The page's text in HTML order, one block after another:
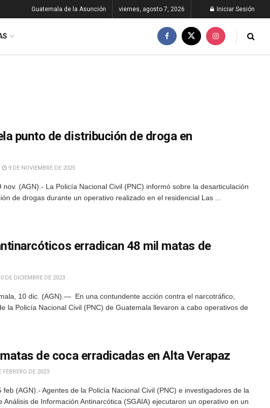
Guatemala de la Asunción viernes, agosto 7, 2026 Iniciar Sesión
punto de distribución de droga en
9 DE NOVIEMBRE DE 2025
(AGN).- La Policía Nacional Civil (PNC) informó sobre la desarticulación
de drogas durante un operativo realizado en el residencial Las ...
erradican 48 mil matas de
DE DICIEMBRE DE 2023
10 dic. (AGN).— En una contundente acción contra el narcotráfico,
la Policía Nacional Civil (PNC) de Guatemala llevaron a cabo operativos de
de coca erradicadas en Alta Verapaz
FEBRERO DE 2023
(AGN).- Agentes de la Policía Nacional Civil (PNC) e investigadores de la
Análisis de Información Antinarcótica (SGAIA) ejecutaron un operativo en un